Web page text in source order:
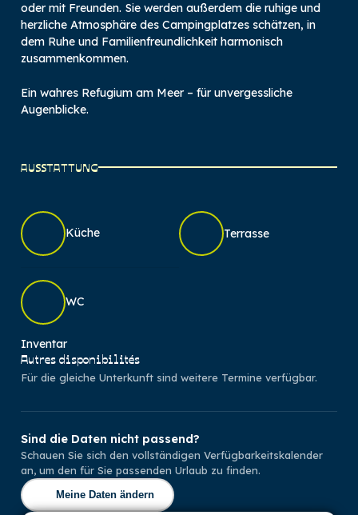
oder mit Freunden. Sie werden außerdem die ruhige und
herzliche Atmosphäre des Campingplatzes schätzen, in
dem Ruhe und Familienfreundlichkeit harmonisch
zusammenkommen.
Ein wahres Refugium am Meer – für unvergessliche
Augenblicke.
AUSSTATTUNG
Küche Terrasse
WC
Inventar
Autres disponibilités
Für die gleiche Unterkunft sind weitere Termine verfügbar.
Sind die Daten nicht passend?
Schauen Sie sich den vollständigen Verfügbarkeitskalender
an, um den für Sie passenden Urlaub zu finden.
Meine Daten ändern